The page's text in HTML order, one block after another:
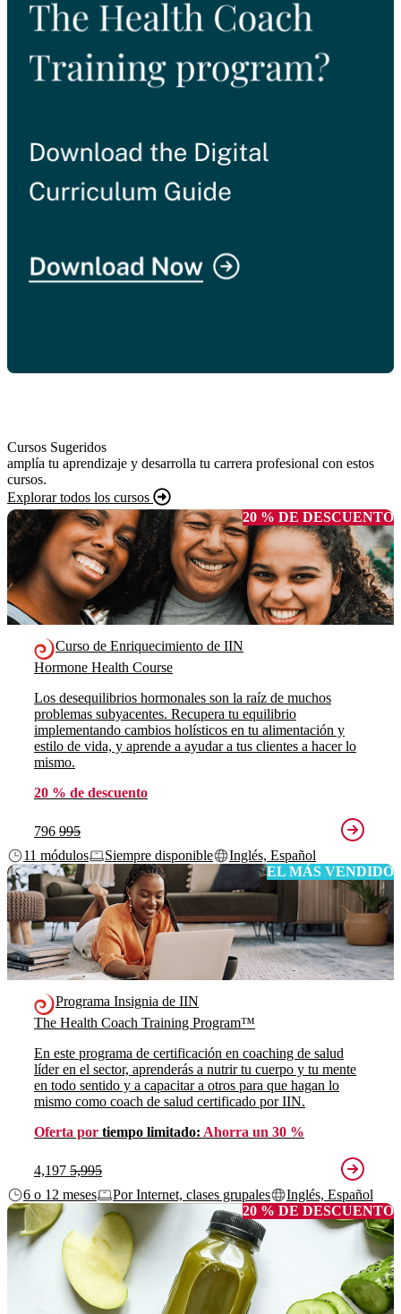
Cursos Sugeridos
amplía tu aprendizaje y desarrolla tu carrera profesional con estos
cursos.
Explorar todos los cursos
20 % DE DESCUENTO
Curso de Enriquecimiento de IIN
Hormone Health Course
Los desequilibrios hormonales son la raíz de muchos
problemas subyacentes. Recupera tu equilibrio
implementando cambios holísticos en tu alimentación y
estilo de vida, y aprende a ayudar a tus clientes a hacer lo
mismo.
20 % de descuento
796 995
11 módulos
Siempre disponible
Inglés, Español
EL MÁS VENDIDO
Programa Insignia de IIN
The Health Coach Training Program™
En este programa de certificación en coaching de salud
líder en el sector, aprenderás a nutrir tu cuerpo y tu mente
en todo sentido y a capacitar a otros para que hagan lo
mismo como coach de salud certificado por IIN.
Oferta por tiempo limitado: Ahorra un 30 %
4,197 5,995
6 o 12 meses
Por Internet, clases grupales
Inglés, Español
20 % DE DESCUENTO